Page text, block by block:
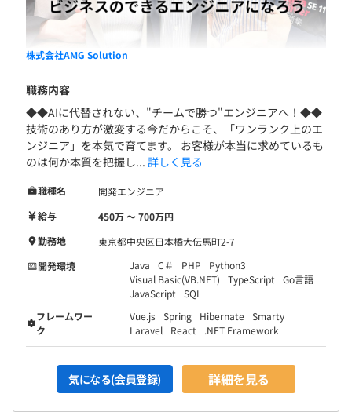
基本2～4名のチームで案件に参画します。
プロジェクト期間は平均4カ月～半年です。
※プロジェクト先はスキル習得を考慮して決定します。
12.3時間
前年度の有給休暇の平均取得日数
10.0日
役員0.0%
管理職34.0%
株式会社AMG Solution
職務内容
◆◆AIに代替されない、"チームで勝つ"エンジニアへ！◆◆
技術のあり方が激変する今だからこそ、「ワンランク上のエ
ンジニア」を本気で育てます。 お客様が本当に求めているも
のは何か本質を把握し... 詳しく見る
職種名
開発エンジニア
給与
450万 〜 700万円
勤務地
東京都中央区日本橋大伝馬町2-7
開発環境
Java C＃ PHP
Python3
Visual Basic(VB.NET)
TypeScript
Go言語
JavaScript
SQL
フレームワー
ク
Vue.js Spring Hibernate Smarty
Laravel
React .NET Framework
気になる(会員登録) 詳細を見る